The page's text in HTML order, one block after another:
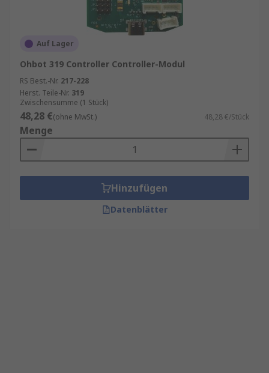
Auf Lager
Ohbot 319 Controller Controller-Modul
RS Best.-Nr. 217-228
Herst. Teile-Nr. 319
Zwischensumme (1 Stück)
48,28 €(ohne MwSt.) 48,28 €/Stück
Menge
Hinzufügen
Datenblätter